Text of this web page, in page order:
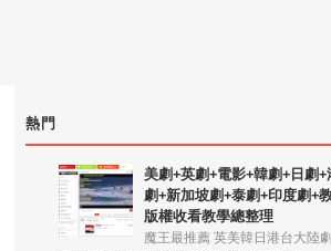
熱門
美劇+英劇+電影+韓劇+日劇
劇+新加坡劇+泰劇+印度劇+
版權收看教學總整理
魔王最推薦 英美韓日港台大陸